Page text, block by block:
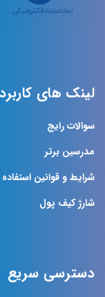
لینک های
سوالات رایج
مدرسین برتر
شرایط و قوانین استفاده
شارژ کیف پول
دسترسی سریع